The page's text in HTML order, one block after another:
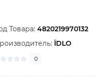
Товара:4820219970132
ЇDLO
0